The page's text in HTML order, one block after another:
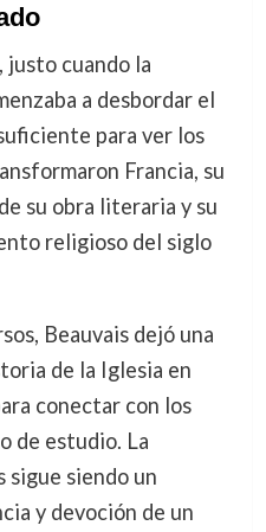
justo cuando la
a desbordar el
para ver los
Francia, su
su obra literaria y su
religioso del siglo
Beauvais dejó una
de la Iglesia en
conectar con los
de estudio. La
sigue siendo un
y devoción de un